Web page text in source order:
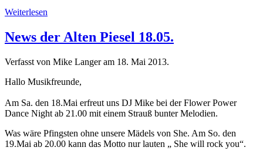
Weiterlesen
News der Alten Piesel 18.05.
Verfasst von Mike Langer am 18. Mai 2013.
Hallo Musikfreunde,
Am Sa. den 18.Mai erfreut uns DJ Mike bei der Flower Power
Dance Night ab 21.00 mit einem Strauß bunter Melodien.
Was wäre Pfingsten ohne unsere Mädels von She. Am So. den
19.Mai ab 20.00 kann das Motto nur lauten „ She will rock you“.